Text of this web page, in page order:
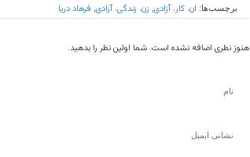
برچسب‌ها: ان، کار، آزادی زن، زندگی، آزادی فرهاد دریا
هنوز نظری اضافه نشده است. شما اولین نظر را بدهید.